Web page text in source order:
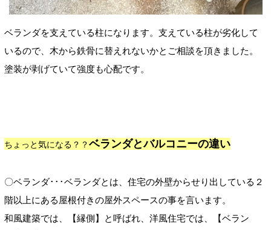
ベランダを支えている柱になります。支えている柱が劣化して
いるので、木から鉄骨に替えれないかとご相談を頂きました。
塗装が剥げていて強度も心配です。
ちょっと気になる？？ベランダとバルコニーの違い
〇ベランダ･･･ベランダとは、住宅の外壁からせり出している２
階以上にある屋根付きの屋外スペースの事を言います。
和風建築では、【縁側】
と呼ばれ、洋風住宅では、【ベラン